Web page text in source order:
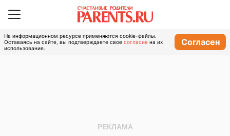
На информационном ресурсе применяются cookie-файлы.
Оставаясь на сайте, вы подтверждаете свое согласие на их
использование.
Согласен